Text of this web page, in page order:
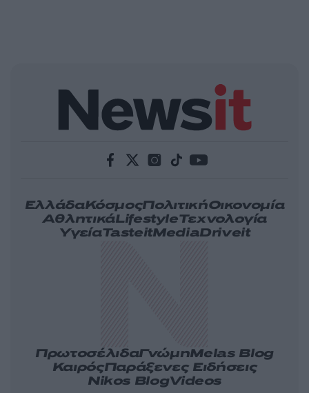
ΕλλάδαΚόσμοςΠολιτικήΟικονομία
ΑθλητικάLifestyleΤεχνολογία
ΥγείαTasteitMediaDriveit
ΠρωτοσέλιδαΓνώμηMelas Blog
ΚαιρόςΠαράξενες Ειδήσεις
Nikos BlogVideos